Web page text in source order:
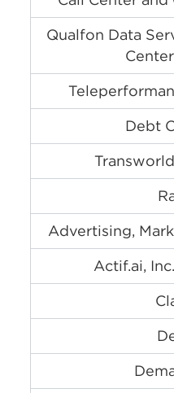
Qualfon Data
Debt
Advertising,
Actif.ai,